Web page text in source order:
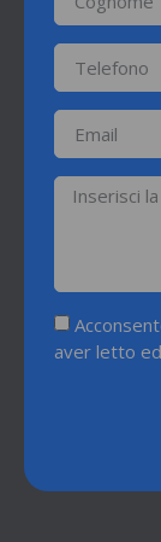
aver letto